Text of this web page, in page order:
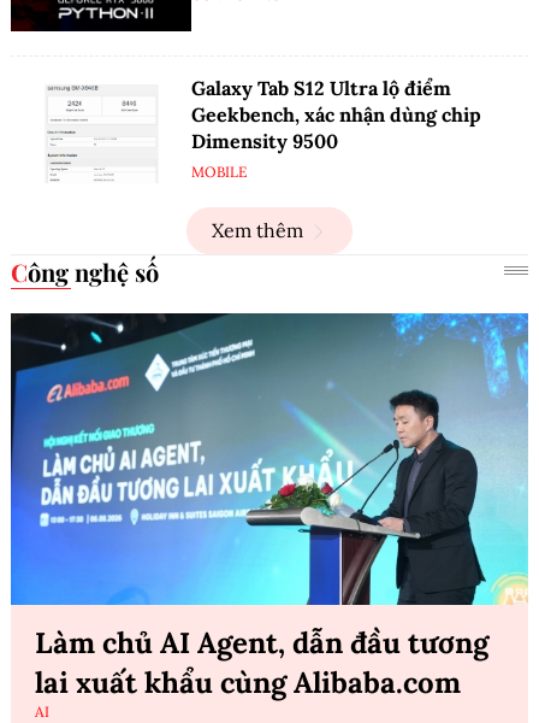
Galaxy Tab S12 Ultra lộ điểm
Geekbench, xác nhận dùng chip
Dimensity 9500
MOBILE
Xem thêm
Công nghệ số
Làm chủ AI Agent, dẫn đầu tương
lai xuất khẩu cùng Alibaba.com
AI